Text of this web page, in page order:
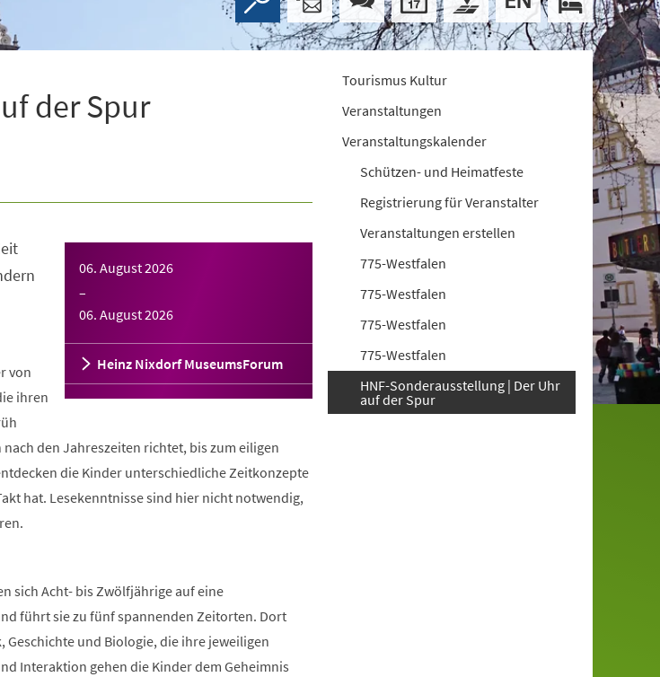
der Spur
06. August 2026
–
06. August 2026
Heinz Nixdorf MuseumsForum
von
ihren
den Jahreszeiten richtet, bis zum eiligen
die Kinder unterschiedliche Zeitkonzepte
hat. Lesekenntnisse sind hier nicht notwendig,
sich Acht- bis Zwölfjährige auf eine
führt sie zu fünf spannenden Zeitorten. Dort
Geschichte und Biologie, die ihre jeweiligen
Interaktion gehen die Kinder dem Geheimnis
Tourismus Kultur
Veranstaltungen
Veranstaltungskalender
Schützen- und Heimatfeste
Registrierung für Veranstalter
Veranstaltungen erstellen
775-Westfalen
775-Westfalen
775-Westfalen
775-Westfalen
HNF-Sonderausstellung | Der Uhr
auf der Spur